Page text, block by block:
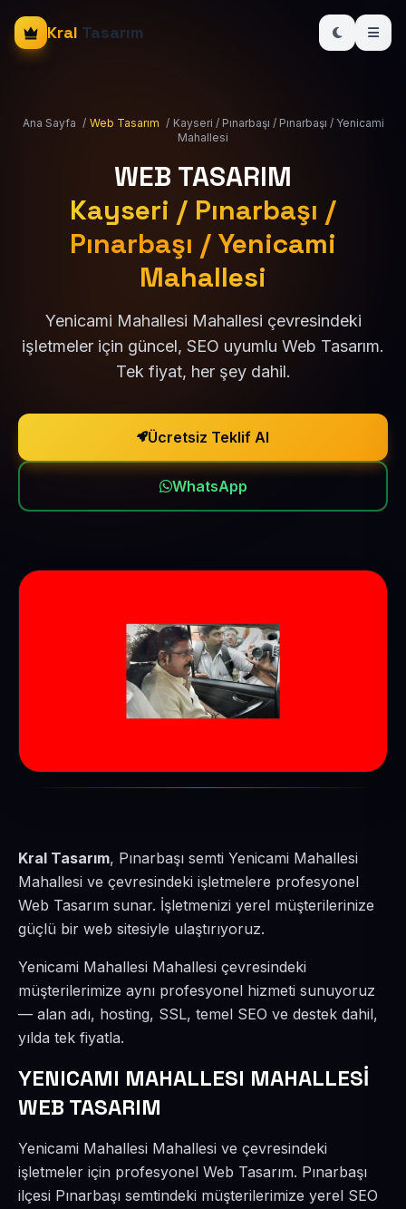
Kral Tasarım
Ana Sayfa / Web Tasarım / Kayseri / Pınarbaşı / Pınarbaşı / Yenicami
Mahallesi
WEB TASARIM
Kayseri / Pınarbaşı /
Pınarbaşı / Yenicami
Mahallesi
Yenicami Mahallesi Mahallesi çevresindeki
işletmeler için güncel, SEO uyumlu Web Tasarım.
Tek fiyat, her şey dahil.
Ücretsiz Teklif Al
WhatsApp
Kral Tasarım, Pınarbaşı semti Yenicami Mahallesi
Mahallesi ve çevresindeki işletmelere profesyonel
Web Tasarım sunar. İşletmenizi yerel müşterilerinize
güçlü bir web sitesiyle ulaştırıyoruz.
Yenicami Mahallesi Mahallesi çevresindeki
müşterilerimize aynı profesyonel hizmeti sunuyoruz
— alan adı, hosting, SSL, temel SEO ve destek dahil,
yılda tek fiyatla.
YENICAMI MAHALLESI MAHALLESİ
WEB TASARIM
Yenicami Mahallesi Mahallesi ve çevresindeki
işletmeler için profesyonel Web Tasarım. Pınarbaşı
ilçesi Pınarbaşı semtindeki müşterilerimize yerel SEO